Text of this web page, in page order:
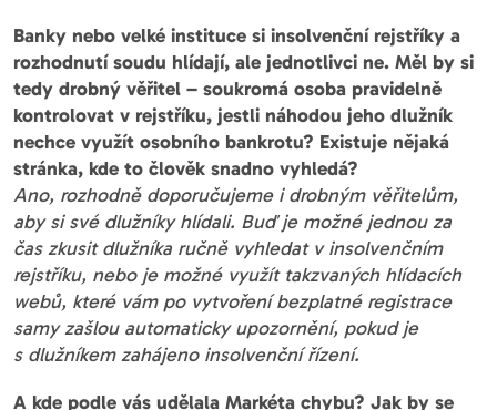
Banky nebo velké instituce si insolvenční rejstříky a
rozhodnutí soudu hlídají, ale jednotlivci ne. Měl by si
tedy drobný věřitel – soukromá osoba pravidelně
kontrolovat v rejstříku, jestli náhodou jeho dlužník
nechce využít osobního bankrotu? Existuje nějaká
stránka, kde to člověk snadno vyhledá?
Ano, rozhodně doporučujeme i drobným věřitelům,
aby si své dlužníky hlídali. Buď je možné jednou za
čas zkusit dlužníka ručně vyhledat v insolvenčním
rejstříku, nebo je možné využít takzvaných hlídacích
webů, které vám po vytvoření bezplatné registrace
samy zašlou automaticky upozornění, pokud je
s dlužníkem zahájeno insolvenční řízení.
A kde podle vás udělala Markéta chybu? Jak by se